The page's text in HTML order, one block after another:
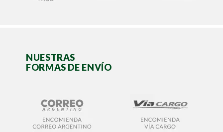
NUESTRAS
FORMAS DE ENVÍO